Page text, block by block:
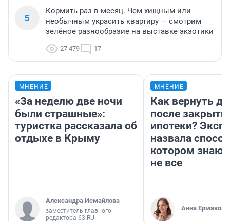
5
Кормить раз в месяц. Чем хищным или
необычным украсить квартиру — смотрим
зелёное разнообразие на выставке экзотики
27 479 17
МНЕНИЕ
«За неделю две ночи
были страшные»:
туристка рассказала об
отдыхе в Крыму
Александра Исмайлова
заместитель главного
редактора 63.RU
МНЕНИЕ
Как вернуть
после
ипотеки?
назвала
котором
не все
Анна Ермакова